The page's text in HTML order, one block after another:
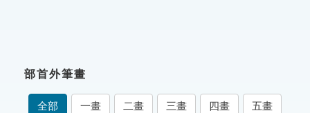
成語故事
索引選單
部首外筆畫
全部 一畫 二畫 三畫 四畫 五畫